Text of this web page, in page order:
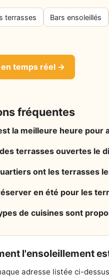
terrasses Bars ensoleillés
temps réel →
fréquentes
la meilleure heure pour
terrasses ouvertes le
ont les terrasses
en été pour les
de cuisines sont
l'ensoleillement
adresse listée ci-